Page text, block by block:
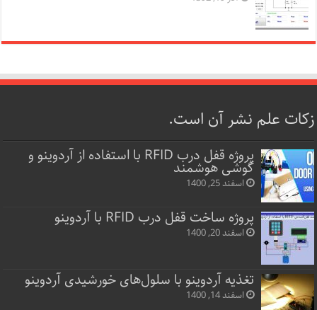
زکات علم نشر آن است.
پروژه قفل‌ درب RFID با استفاده از آردوینو و
گوشی هوشمند
اسفند 25, 1400
پروژه ساخت قفل‌ درب RFID با آردوینو
اسفند 20, 1400
تغذیه آردوینو با سلول‌های خورشیدی آردوینو
اسفند 14, 1400